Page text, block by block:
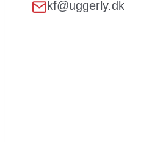
kf@uggerly.dk